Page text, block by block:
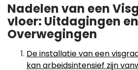
Nadelen van een
vloer: Uitdagingen en
Overwegingen
De installatie van een
kan arbeidsintensief zijn